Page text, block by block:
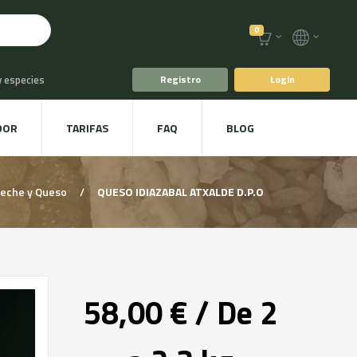
0
especies
y Setas
Registro Login
TARIFAS FAQ BLOG
y Queso / QUESO IDIAZABAL ATXALDE D.P.O
58,00 € / De 2